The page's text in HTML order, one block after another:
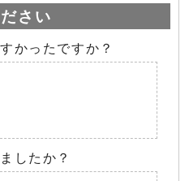
さい
かったですか？
したか？